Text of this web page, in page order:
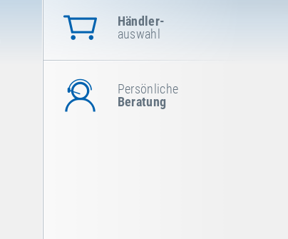
Händler-
auswahl
Persönliche
Beratung